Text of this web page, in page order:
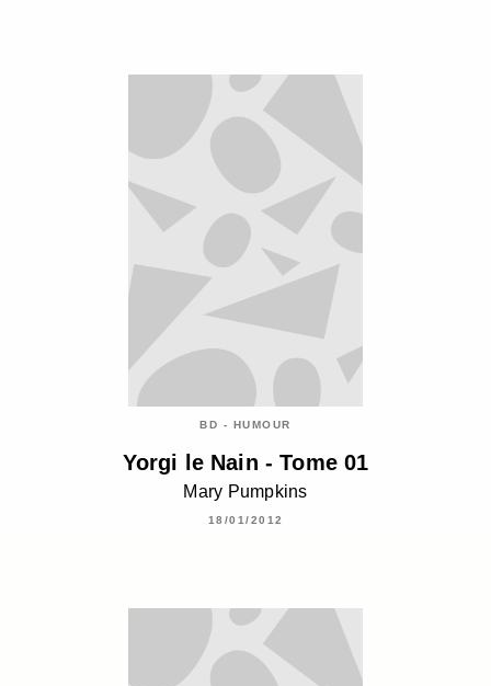
BD - HUMOUR
Yorgi le Nain - Tome 01
Mary Pumpkins
18/01/2012